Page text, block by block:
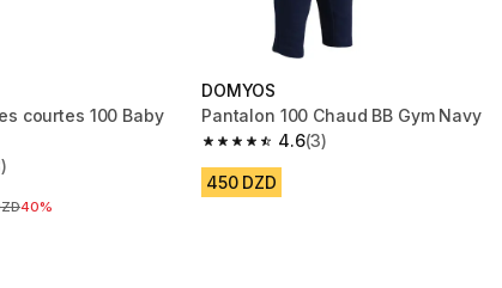
courtes 100 Baby
from 8 reviews
la réduction
40%
DOMYOS
Pantalon 100 Chaud BB Gym Navy
4.6
4.6 out of 5 stars from 3 reviews
(3)
450 DZD